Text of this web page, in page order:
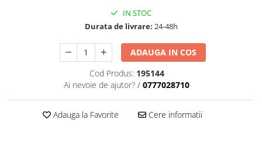
IN STOC
Durata de livrare: 24-48h
ADAUGA IN COS
Cod Produs: 195144
Ai nevoie de ajutor? / 0777028710
Adauga la Favorite Cere informatii